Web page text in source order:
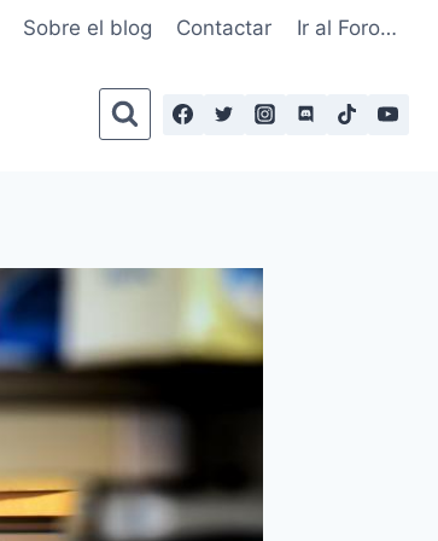
Sobre el blog Contactar Ir al Foro…